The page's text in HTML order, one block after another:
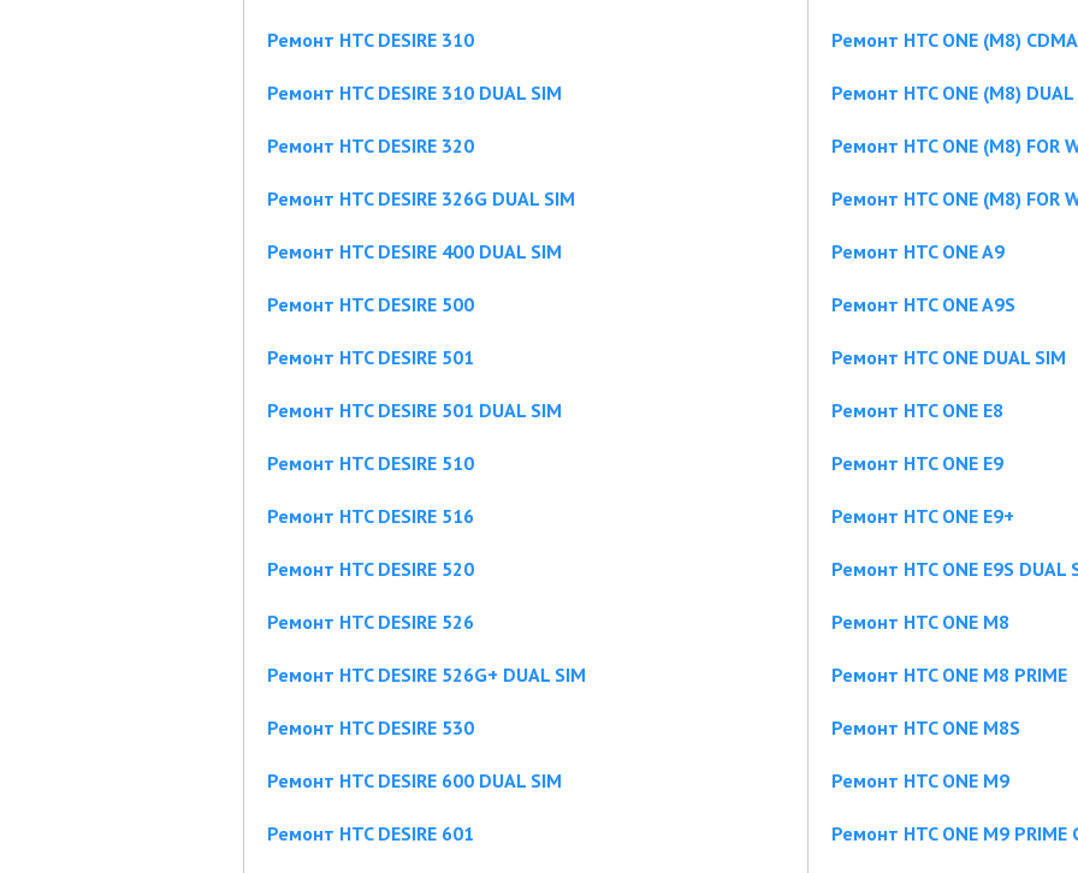
Ремонт HTC DESIRE 310
Ремонт HTC DESIRE 310 DUAL SIM
Ремонт HTC DESIRE 320
Ремонт HTC DESIRE 326G DUAL SIM
Ремонт HTC DESIRE 400 DUAL SIM
Ремонт HTC DESIRE 500
Ремонт HTC DESIRE 501
Ремонт HTC DESIRE 501 DUAL SIM
Ремонт HTC DESIRE 510
Ремонт HTC DESIRE 516
Ремонт HTC DESIRE 520
Ремонт HTC DESIRE 526
Ремонт HTC DESIRE 526G+ DUAL SIM
Ремонт HTC DESIRE 530
Ремонт HTC DESIRE 600 DUAL SIM
Ремонт HTC DESIRE 601
Ремонт HTC ONE (M8) CDMA
Ремонт HTC ONE (M8) DUAL
Ремонт HTC ONE (M8) FOR
Ремонт HTC ONE (M8) FOR
Ремонт HTC ONE A9
Ремонт HTC ONE A9S
Ремонт HTC ONE DUAL SIM
Ремонт HTC ONE E8
Ремонт HTC ONE E9
Ремонт HTC ONE E9+
Ремонт HTC ONE E9S DUAL
Ремонт HTC ONE M8
Ремонт HTC ONE M8 PRIME
Ремонт HTC ONE M8S
Ремонт HTC ONE M9
Ремонт HTC ONE M9 PRIME